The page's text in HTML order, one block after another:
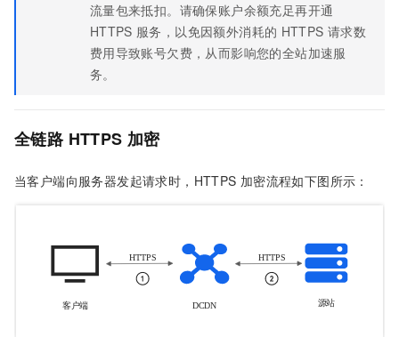
流量包来抵扣。请确保账户余额充足再开通
HTTPS 服务，以免因额外消耗的 HTTPS 请求数
费用导致账号欠费，从而影响您的全站加速服
务。
全链路 HTTPS 加密
当客户端向服务器发起请求时，HTTPS 加密流程如下图所示：